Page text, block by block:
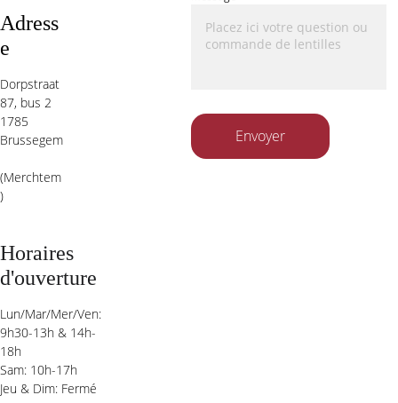
Adress
e
Dorpstraat
87, bus 2
1785
Brussegem
(Merchtem
)
Envoyer
Horaires
d'ouverture
Lun/Mar/Mer/Ven:
9h30-13h & 14h-
18h
Sam: 10h-17h
Jeu & Dim: Fermé